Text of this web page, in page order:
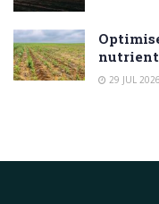
29 JUL 2026